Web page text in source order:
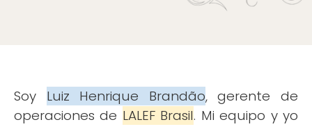
Soy Luiz Henrique Brandão, gerente de
operaciones de LALEF Brasil. Mi equipo y yo